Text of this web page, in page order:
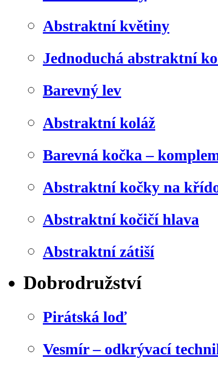
Abstraktní květiny
Jednoduchá abstraktní
Barevný lev
Abstraktní koláž
Barevná kočka –
Abstraktní kočky na
Abstraktní kočičí hlava
Abstraktní zátiší
Dobrodružství
Pirátská loď
Vesmír – odkrývací